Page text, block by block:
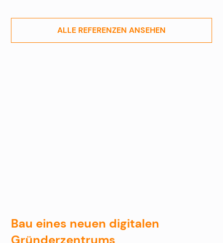
ALLE REFERENZEN ANSEHEN
Bau eines neuen digitalen
Gründerzentrums